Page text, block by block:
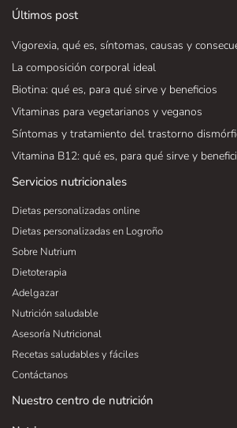
Nuestro centro de nutrición
Servicios nutricionales
Dietas personalizadas online
Dietas personalizadas en Logroño
Sobre Nutrium
Dietoterapia
Adelgazar
Nutrición saludable
Asesoría Nutricional
Recetas saludables y fáciles
Contáctanos
Últimos post
Vigorexia, qué es, síntomas, causas y
La composición corporal ideal
Biotina: qué es, para qué sirve y beneficios
Vitaminas para vegetarianos y veganos
Síntomas y tratamiento del trastorno
Vitamina B12: qué es, para qué sirve y